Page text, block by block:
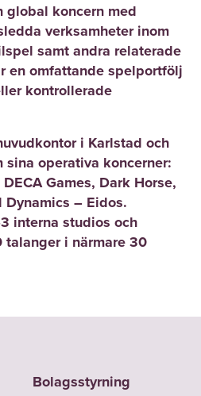
global koncern med
verksamheter inom
samt andra relaterade
en omfattande spelportfölj
kontrollerade
i Karlstad och
operativa koncerner:
Games, Dark Horse,
Dynamics – Eidos.
interna studios och
i närmare 30
Bolagsstyrning